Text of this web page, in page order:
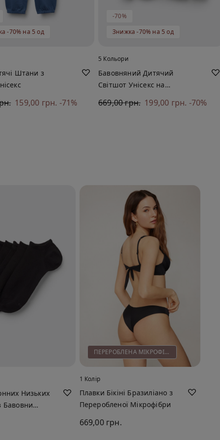
-70% на 5 од
Штани з
159,00 грн. -71%
-70%
Знижка -70% на 5 од
5 Кольори
Бавовняний Дитячий
Світшот Унісекс на
669,00 грн. 199,00 грн. -70%
Низьких
Бавовни
ПЕРЕРОБЛЕНА МІКРОФІБРА
1 Колір
Плавки Бікіні Бразиліано з
Переробленої Мікрофібри
669,00 грн.